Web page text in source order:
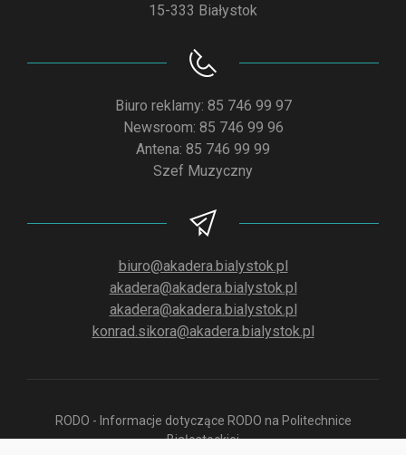
15-333 Białystok
Biuro reklamy: 85 746 99 97
Newsroom: 85 746 99 96
Antena: 85 746 99 99
Szef Muzyczny
biuro@akadera.bialystok.pl
akadera@akadera.bialystok.pl
akadera@akadera.bialystok.pl
konrad.sikora@akadera.bialystok.pl
RODO - Informacje dotyczące RODO na Politechnice
Białostockiej